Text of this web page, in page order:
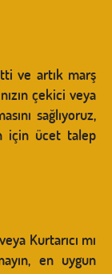
ve artık marş
çekici veya
sağlıyoruz,
için ücet talep
Kurtarıcı mı
en uygun